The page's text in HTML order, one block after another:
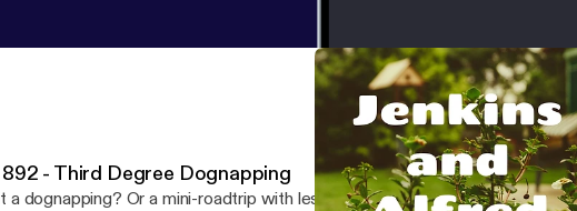
- Third Degree Dognapping
a dognapping? Or a mini-roadtrip with less food than Alfred expected…